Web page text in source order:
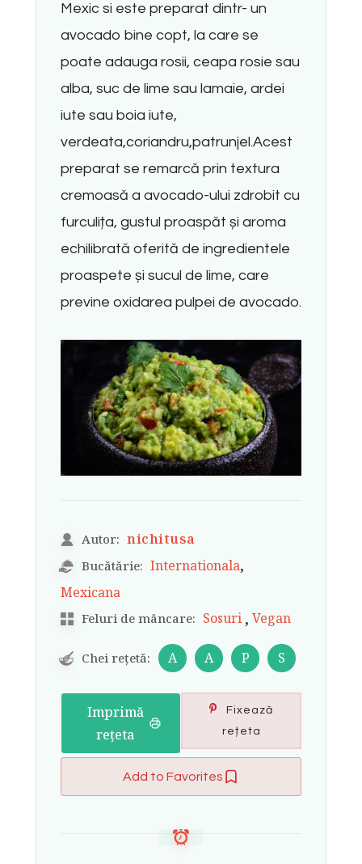
Mexic si este preparat dintr- un
avocado bine copt, la care se
poate adauga rosii, ceapa rosie sau
alba, suc de lime sau lamaie, ardei
iute sau boia iute,
verdeata,coriandru,patrunjel.Acest
preparat se remarcă prin textura
cremoasă a avocado-ului zdrobit cu
furculița, gustul proaspăt și aroma
echilibrată oferită de ingredientele
proaspete și sucul de lime, care
previne oxidarea pulpei de avocado.
Autor: nichitusa
Bucătărie: Internationala,
Mexicana
Feluri de mâncare: Sosuri , Vegan
Chei rețetă: A A P S
Imprimă
rețeta
Fixează
rețeta
Add to Favorites